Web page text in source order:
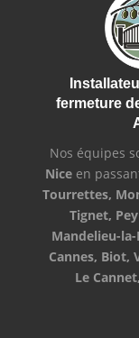
fermeture
Nos équipes
Nice en
Tourrettes,
Tignet,
Mandelieu-
Cannes, Biot,
Le